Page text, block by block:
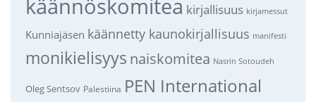
käännöskomitea kirjallisuus kirjamessut
Kunniajäsen käännetty kaunokirjallisuus manifesti
monikielisyys naiskomitea Nasrin Sotoudeh
Oleg Sentsov Palestiina PEN International